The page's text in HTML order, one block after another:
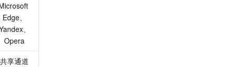
Edge、
、
Opera
共享通道